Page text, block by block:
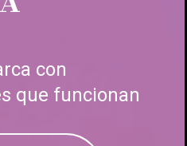
con
que funcionan